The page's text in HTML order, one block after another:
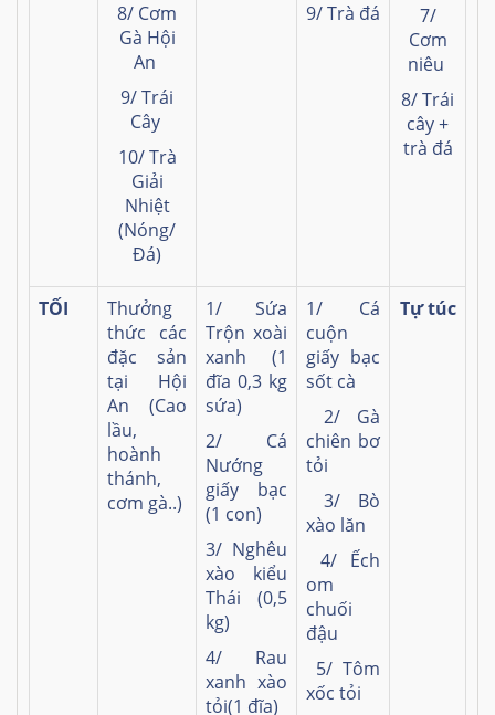
8/ Cơm
Gà Hội
An
9/ Trái
Cây
10/ Trà
Giải
Nhiệt
(Nóng/
Đá)
9/ Trà đá
7/
Cơm
niêu
8/ Trái
cây +
trà đá
TỐI
Thưởng
thức các
đặc sản
tại Hội
An (Cao
lầu,
hoành
thánh,
cơm gà..)
1/ Sứa
Trộn xoài
xanh (1
đĩa 0,3 kg
sứa)
2/ Cá
Nướng
giấy bạc
(1 con)
3/ Nghêu
xào kiểu
Thái (0,5
kg)
4/ Rau
xanh xào
tỏi(1 đĩa)
1/ Cá
cuộn
giấy bạc
sốt cà
2/ Gà
chiên bơ
tỏi
3/ Bò
xào lăn
4/ Ếch
om
chuối
đậu
5/ Tôm
xốc tỏi
Tự túc